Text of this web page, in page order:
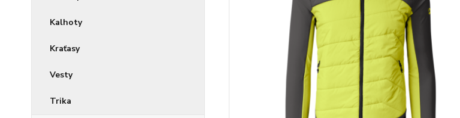
Kalhoty
Kraťasy
Vesty
Trika